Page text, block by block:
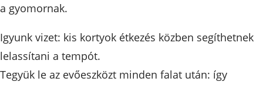
a gyomornak.
Igyunk vizet: kis kortyok étkezés közben segíthetnek
lelassítani a tempót.
Tegyük le az evőeszközt minden falat után: így